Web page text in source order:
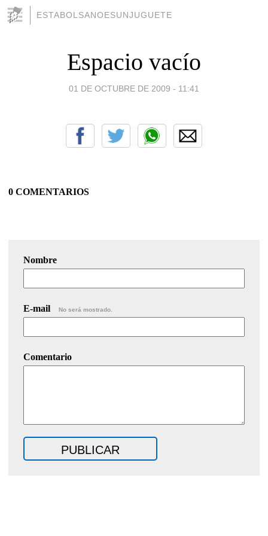
ESTABOLSANOESUNJUGUETE
Espacio vacío
01 DE OCTUBRE DE 2009 - 11:41
0 COMENTARIOS
Nombre
E-mail No será mostrado.
Comentario